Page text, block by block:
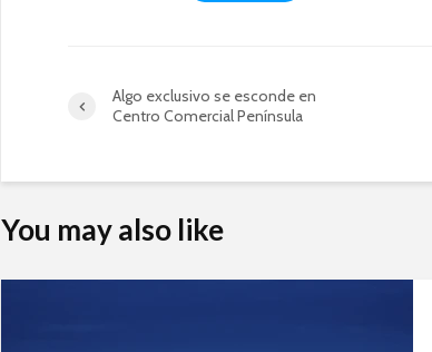
Algo exclusivo se esconde en
Centro Comercial Península
You may also like